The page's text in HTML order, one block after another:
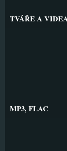
TVÁŘE A
MP3, FLAC